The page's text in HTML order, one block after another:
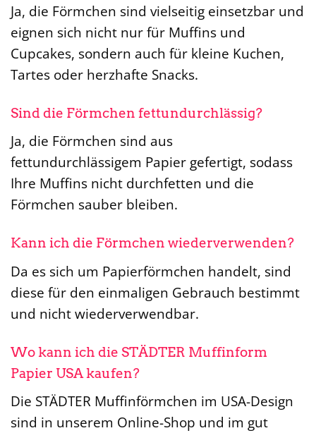
Ja, die Förmchen sind vielseitig einsetzbar und
eignen sich nicht nur für Muffins und
Cupcakes, sondern auch für kleine Kuchen,
Tartes oder herzhafte Snacks.
Sind die Förmchen fettundurchlässig?
Ja, die Förmchen sind aus
fettundurchlässigem Papier gefertigt, sodass
Ihre Muffins nicht durchfetten und die
Förmchen sauber bleiben.
Kann ich die Förmchen wiederverwenden?
Da es sich um Papierförmchen handelt, sind
diese für den einmaligen Gebrauch bestimmt
und nicht wiederverwendbar.
Wo kann ich die STÄDTER Muffinform
Papier USA kaufen?
Die STÄDTER Muffinförmchen im USA-Design
sind in unserem Online-Shop und im gut